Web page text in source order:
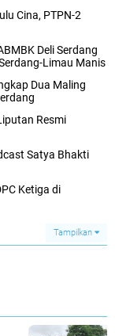
Cina, PTPN-2
Deli Serdang
Limau Manis
Dua Maling
Resmi
Satya Bhakti
Ketiga di
Tampilkan